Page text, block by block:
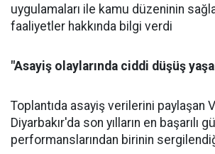
uygulamaları ile kamu düzeninin
faaliyetler hakkında bilgi verdi
"Asayiş olaylarında ciddi düşüş
Toplantıda asayiş verilerini paylaşan
Diyarbakır'da son yılların en başarılı
performanslarından birinin